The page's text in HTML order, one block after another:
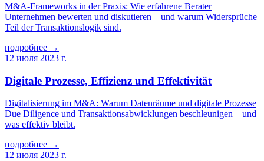
M&A-Frameworks in der Praxis: Wie erfahrene Berater
Unternehmen bewerten und diskutieren – und warum Widersprüche
Teil der Transaktionslogik sind.
подробнее →
12 июля 2023 г.
Digitale Prozesse, Effizienz und Effektivität
Digitalisierung im M&A: Warum Datenräume und digitale Prozesse
Due Diligence und Transaktionsabwicklungen beschleunigen – und
was effektiv bleibt.
подробнее →
12 июля 2023 г.